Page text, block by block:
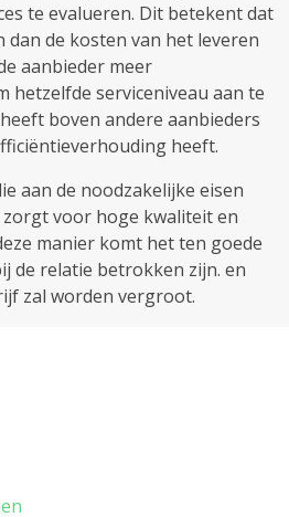
te evalueren. Dit betekent dat
de kosten van het leveren
aanbieder meer
hetzelfde serviceniveau aan te
boven andere aanbieders
heeft.
aan de noodzakelijke eisen
voor hoge kwaliteit en
manier komt het ten goede
de relatie betrokken zijn. en
zal worden vergroot.